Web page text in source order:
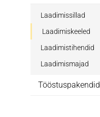
Laadimissillad
Laadimiskeeled
Laadimistihendid
Laadimismajad
Tööstuspakendid